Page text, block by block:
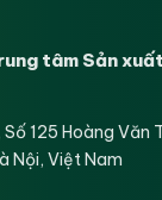
tâm Sản
125 Hoàng Văn
Nội, Việt Nam